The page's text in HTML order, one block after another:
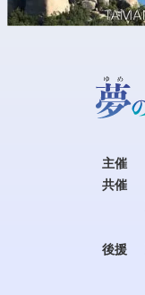
主催
共催
後援